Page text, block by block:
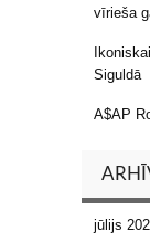
vīrieša
Siguldā
A$AP
jūlijs